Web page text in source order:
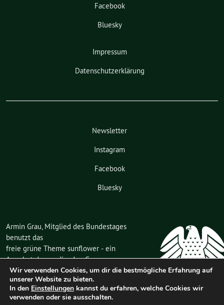
Facebook
Bluesky
Impressum
Datenschutzerklärung
Newsletter
Instagram
Facebook
Bluesky
Armin Grau, Mitglied des Bundestages
benutzt das
freie grüne Theme sunflower ‐ ein
Angebot derverdigado eG.
Wir verwenden Cookies, um dir die bestmögliche Erfahrung auf
unserer Website zu bieten.
In den Einstellungen kannst du erfahren, welche Cookies wir
verwenden oder sie ausschalten.